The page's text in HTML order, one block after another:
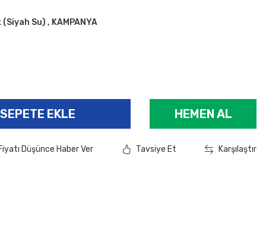
Su) , KAMPANYA
SEPETE EKLE HEMEN AL
Düşünce Haber Ver Tavsiye Et Karşılaştır